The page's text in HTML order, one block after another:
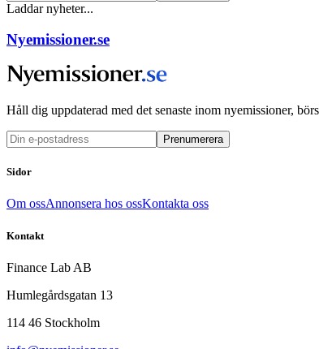
Laddar nyheter...
Nyemissioner.se
Håll dig uppdaterad med det senaste inom nyemissioner,
Prenumerera
Sidor
Om ossAnnonsera hos ossKontakta oss
Kontakt
Finance Lab AB
Humlegårdsgatan 13
114 46 Stockholm